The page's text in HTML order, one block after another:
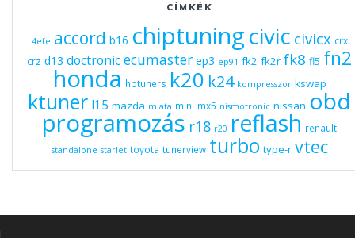
CÍMKÉK
4efe accord b16 chiptuningcivic civicx crx
crz d13 doctronicecumaster ep3 ep91 fk2 fk2r fk8 fl5 fn2
honda hptuners k20 k24 kompresszor kswap
ktuner l15 mazda miata mini mx5 nismotronic nissan obd
programozás r18 r20 reflash renault
standalone starlet toyota tunerview turbo type-r vtec